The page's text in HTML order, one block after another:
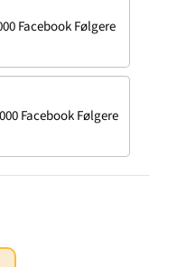
Facebook Følgere
Facebook Følgere